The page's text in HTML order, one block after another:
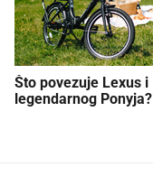
Što povezuje Lexus i
legendarnog Ponyja?